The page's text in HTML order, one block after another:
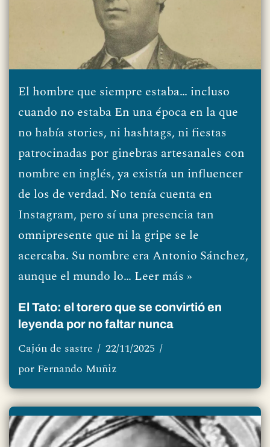
El hombre que siempre estaba… incluso
cuando no estaba En una época en la que
no había stories, ni hashtags, ni fiestas
patrocinadas por ginebras artesanales con
nombre en inglés, ya existía un influencer
de los de verdad. No tenía cuenta en
Instagram, pero sí una presencia tan
omnipresente que ni la gripe se le
acercaba. Su nombre era Antonio Sánchez,
aunque el mundo lo… Leer más »
El Tato: el torero que se convirtió en
leyenda por no faltar nunca
Cajón de sastre
22/11/2025
por Fernando Muñiz